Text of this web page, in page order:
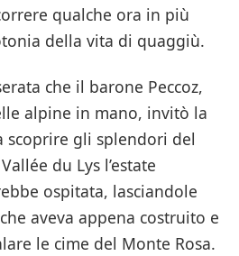
qualche ora in più
della vita di quaggiù.
che il barone Peccoz,
alpine in mano, invitò la
scoprire gli splendori del
du Lys l’estate
ospitata, lasciandole
aveva appena costruito e
le cime del Monte Rosa.